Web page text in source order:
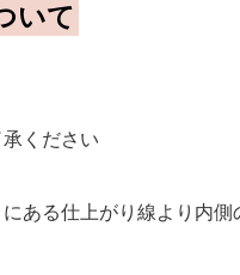
いて
ください
ある仕上がり線より内